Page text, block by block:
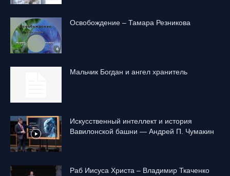
Освобождение – Тамара Резникова
Mальчик Богдан и ангел хранитель
Искусственный интеллект и история
Вавилонской башни — Андрей П. Чумакин
Раб Иисуса Христа – Владимир Ткаченко